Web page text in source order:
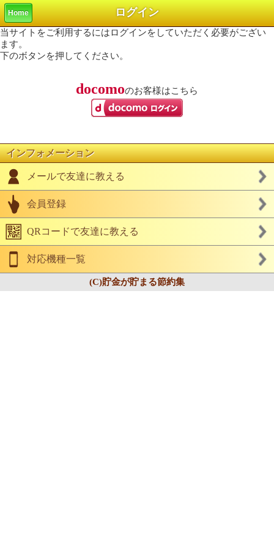
Home ログイン
当サイトをご利用するにはログインをしていただく必要がござい
ます。
下のボタンを押してください。
docomoのお客様はこちら
インフォメーション
メールで友達に教える
会員登録
QRコードで友達に教える
対応機種一覧
(C)貯金が貯まる節約集